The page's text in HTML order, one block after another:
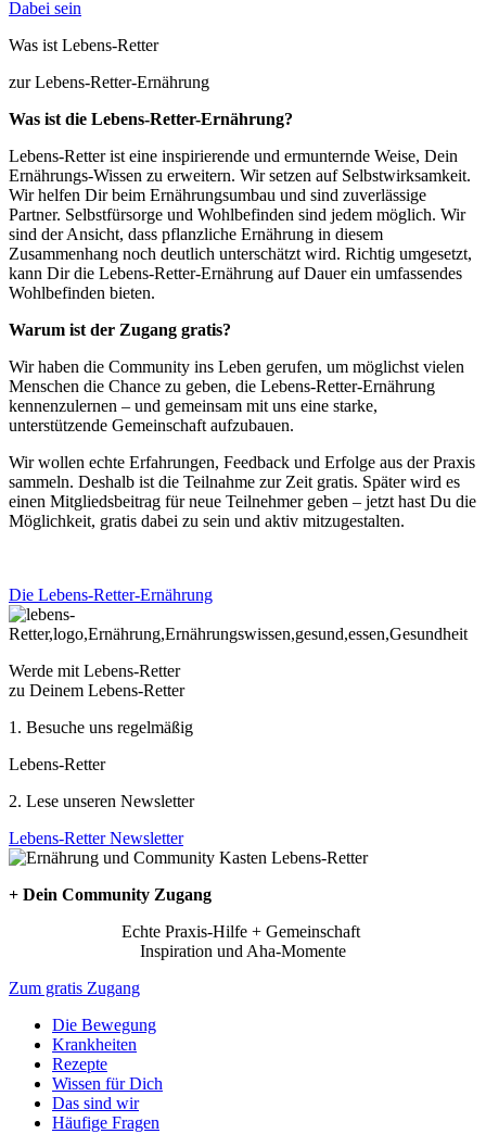
Dabei sein
Was ist Lebens-Retter
zur Lebens-Retter-Ernährung
Was ist die Lebens-Retter-Ernährung?
Lebens-Retter ist eine inspirierende und ermunternde Weise, Dein
Ernährungs-Wissen zu erweitern. Wir setzen auf Selbstwirksamkeit.
Wir helfen Dir beim Ernährungsumbau und sind zuverlässige
Partner. Selbstfürsorge und Wohlbefinden sind jedem möglich. Wir
sind der Ansicht, dass pflanzliche Ernährung in diesem
Zusammenhang noch deutlich unterschätzt wird. Richtig umgesetzt,
kann Dir die Lebens-Retter-Ernährung auf Dauer ein umfassendes
Wohlbefinden bieten.
Warum ist der Zugang gratis?
Wir haben die Community ins Leben gerufen, um möglichst vielen
Menschen die Chance zu geben, die Lebens-Retter-Ernährung
kennenzulernen – und gemeinsam mit uns eine starke,
unterstützende Gemeinschaft aufzubauen.
Wir wollen echte Erfahrungen, Feedback und Erfolge aus der Praxis
sammeln. Deshalb ist die Teilnahme zur Zeit gratis. Später wird es
einen Mitgliedsbeitrag für neue Teilnehmer geben – jetzt hast Du die
Möglichkeit, gratis dabei zu sein und aktiv mitzugestalten.
Die Lebens-Retter-Ernährung
Werde mit Lebens-Retter
zu Deinem Lebens-Retter
1. Besuche uns regelmäßig
Lebens-Retter
2. Lese unseren Newsletter
Lebens-Retter Newsletter
+ Dein Community Zugang
Echte Praxis-Hilfe + Gemeinschaft
Inspiration und Aha-Momente
Zum gratis Zugang
Die Bewegung
Krankheiten
Rezepte
Wissen für Dich
Das sind wir
Häufige Fragen